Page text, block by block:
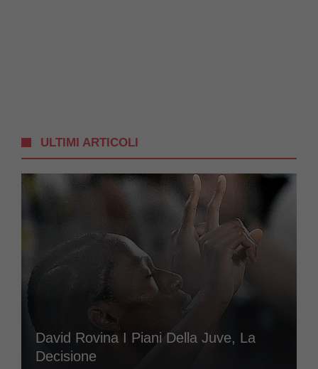
ULTIMI ARTICOLI
David Rovina I Piani Della Juve, La
Decisione